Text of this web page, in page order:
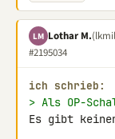
LM Lothar M.
#2195034
ich schrieb:
> Als OP-
Es gibt